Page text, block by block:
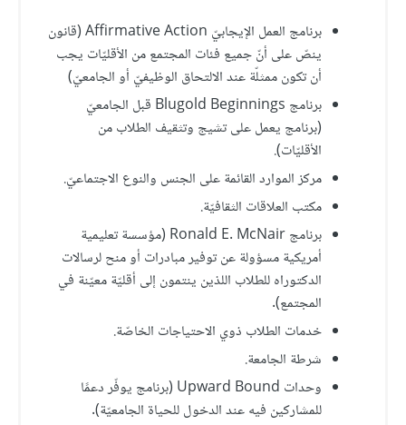
برنامج العمل الإيجابيّ Affirmative Action (قانون
ينصّ على أنّ جميع فئات المجتمع من الأقليّات يجب
أن تكون ممثلّة عند الالتحاق الوظيفيّ أو الجامعيّ)
برنامج Blugold Beginnings قبل الجامعيّ
(برنامج يعمل على تشيج وتثقيف الطلاب من
الأقليّات).
مركز الموارد القائمة على الجنس والنوع الاجتماعيّ.
مكتب العلاقات الثقافيّة.
برنامج Ronald E. McNair (مؤسسة تعليمية
أمريكية مسؤولة عن توفير مبادرات أو منح لرسالات
الدكتوراه للطلاب اللذين ينتمون إلى أقليّة معيّنة في
المجتمع).
خدمات الطلاب ذوي الاحتياجات الخاصّة.
شرطة الجامعة.
وحدات Upward Bound (برنامج يوفّر دعمًا
للمشاركين فيه عند الدخول للحياة الجامعيّة).